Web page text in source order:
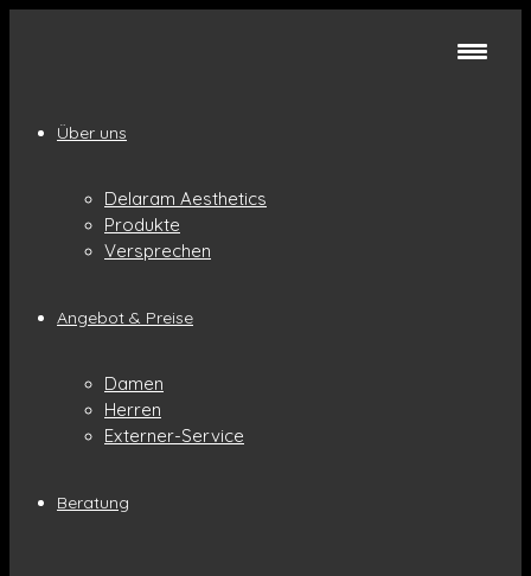
Über uns
Delaram Aesthetics
Produkte
Versprechen
Angebot & Preise
Damen
Herren
Externer-Service
Beratung